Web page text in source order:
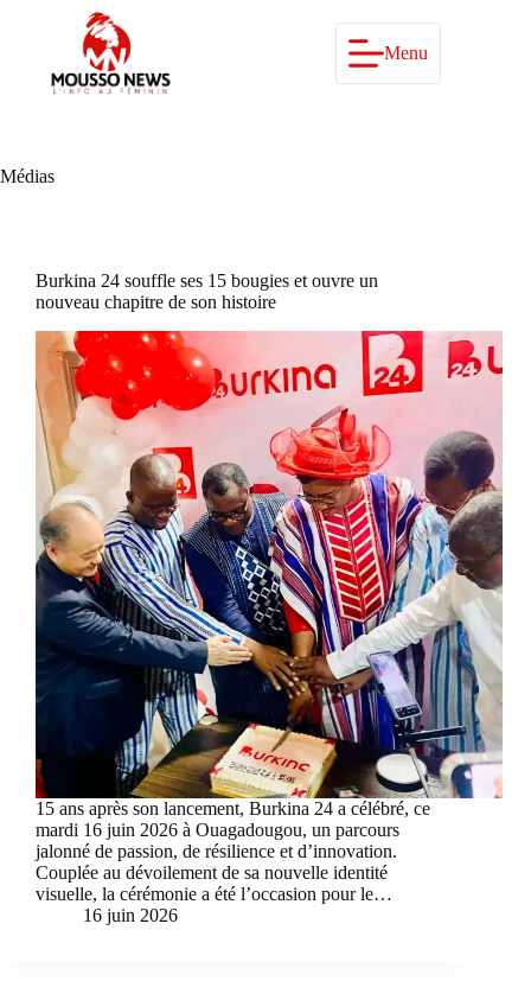
Menu
Médias
Burkina 24 souffle ses 15 bougies et ouvre un
nouveau chapitre de son histoire
15 ans après son lancement, Burkina 24 a célébré, ce
mardi 16 juin 2026 à Ouagadougou, un parcours
jalonné de passion, de résilience et d’innovation.
Couplée au dévoilement de sa nouvelle identité
visuelle, la cérémonie a été l’occasion pour le…
16 juin 2026